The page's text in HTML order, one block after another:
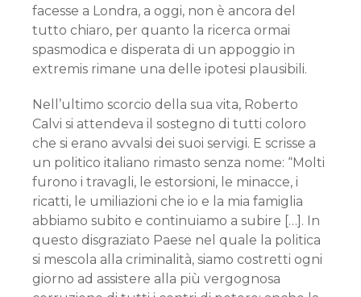
facesse a Londra, a oggi, non è ancora del
tutto chiaro, per quanto la ricerca ormai
spasmodica e disperata di un appoggio in
extremis rimane una delle ipotesi plausibili.
Nell’ultimo scorcio della sua vita, Roberto
Calvi si attendeva il sostegno di tutti coloro
che si erano avvalsi dei suoi servigi. E scrisse a
un politico italiano rimasto senza nome: “Molti
furono i travagli, le estorsioni, le minacce, i
ricatti, le umiliazioni che io e la mia famiglia
abbiamo subito e continuiamo a subire […]. In
questo disgraziato Paese nel quale la politica
si mescola alla criminalità, siamo costretti ogni
giorno ad assistere alla più vergognosa